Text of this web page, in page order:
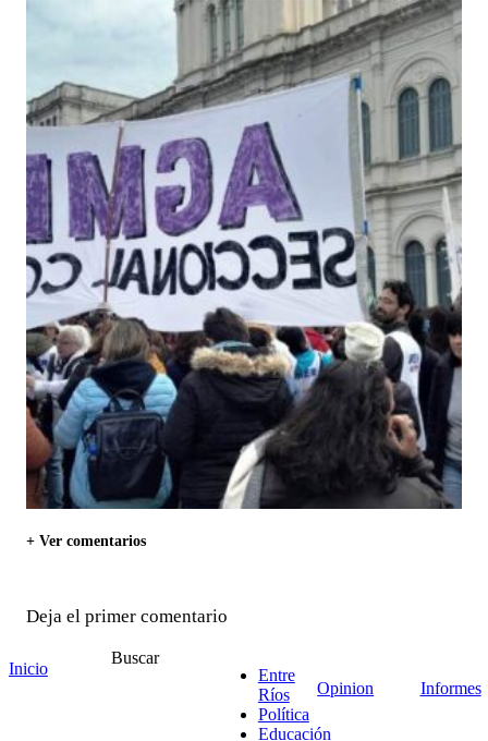
+ Ver comentarios
Deja el primer comentario
Nombre *
Inicio
Buscar
Entre
Ríos
Política
Educación
Opinion Informes